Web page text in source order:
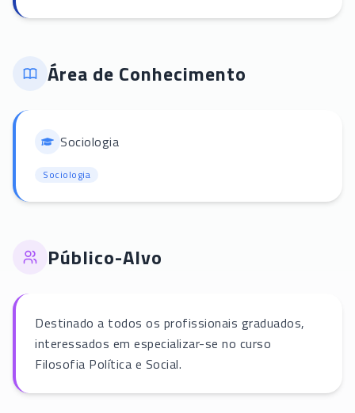
Área de Conhecimento
Sociologia
Sociologia
Público-Alvo
Destinado a todos os profissionais graduados,
interessados em especializar-se no curso
Filosofia Política e Social.